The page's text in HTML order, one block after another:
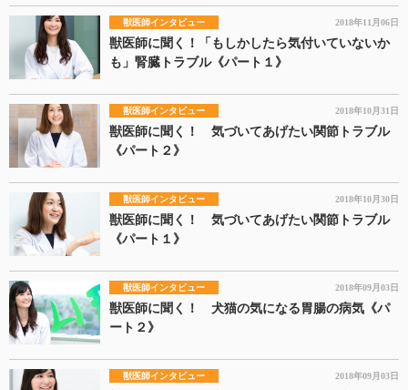
獣医師インタビュー 2018年11月06日
獣医師に聞く！「もしかしたら気付いていないか
も」腎臓トラブル《パート１》
獣医師インタビュー 2018年10月31日
獣医師に聞く！ 気づいてあげたい関節トラブル
《パート２》
獣医師インタビュー 2018年10月30日
獣医師に聞く！ 気づいてあげたい関節トラブル
《パート１》
獣医師インタビュー 2018年09月03日
獣医師に聞く！ 犬猫の気になる胃腸の病気《パ
ート２》
獣医師インタビュー 2018年09月03日